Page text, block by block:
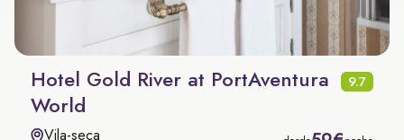
Hotel Gold River at PortAventura
World
9.7
Vila-seca